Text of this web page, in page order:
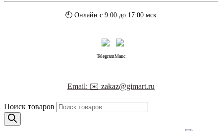
🕘 Онлайн с 9:00 до 17:00 мск
TelegramМакс
Email: ✉️ zakaz@gimart.ru
Поиск товаров